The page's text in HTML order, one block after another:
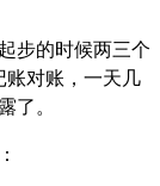
步的时候两三个
对账，一天几
。